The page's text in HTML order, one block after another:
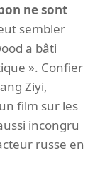
ne sont
sembler
a bâti
». Confier
Ziyi,
film sur les
incongru
russe en